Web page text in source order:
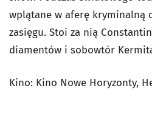
wplątane w aferę kryminalną
zasięgu. Stoi za nią
diamentów i sobowtór
Kino: Kino Nowe Horyzonty,